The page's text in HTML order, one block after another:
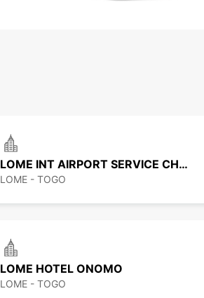
LOME INT AIRPORT SERVICE CHAUFFEUR
LOME - TOGO
LOME HOTEL ONOMO
LOME - TOGO